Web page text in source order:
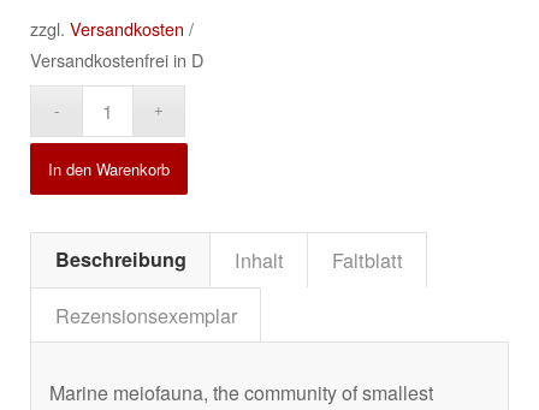
zzgl. Versandkosten /
Versandkostenfrei in D
In den Warenkorb
Beschreibung Inhalt
Faltblatt
Rezensionsexemplar
Marine meiofauna, the community of smallest